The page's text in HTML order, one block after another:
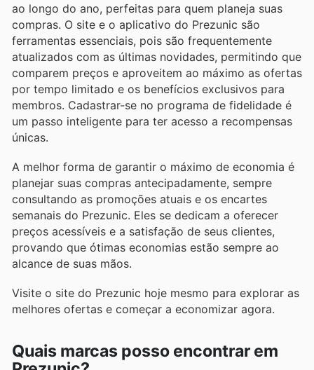
ao longo do ano, perfeitas para quem planeja suas
compras. O site e o aplicativo do Prezunic são
ferramentas essenciais, pois são frequentemente
atualizados com as últimas novidades, permitindo que
comparem preços e aproveitem ao máximo as ofertas
por tempo limitado e os benefícios exclusivos para
membros. Cadastrar-se no programa de fidelidade é
um passo inteligente para ter acesso a recompensas
únicas.
A melhor forma de garantir o máximo de economia é
planejar suas compras antecipadamente, sempre
consultando as promoções atuais e os encartes
semanais do Prezunic. Eles se dedicam a oferecer
preços acessíveis e a satisfação de seus clientes,
provando que ótimas economias estão sempre ao
alcance de suas mãos.
Visite o site do Prezunic hoje mesmo para explorar as
melhores ofertas e começar a economizar agora.
Quais marcas posso encontrar em